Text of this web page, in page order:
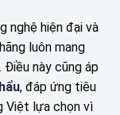
nghệ hiện đại và
luôn mang
này cũng áp
, đáp ứng tiêu
Việt lựa chọn vì